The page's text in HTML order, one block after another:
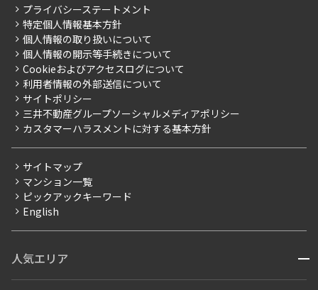
こだわりから探す
こだわり一覧
プレミアムマンション
新築
当社限定（港区・渋谷区）
当社限定（港区・渋谷区以外）
三井不動産企画
賃料改定
フリーレント
ペット可
ブランドマンション
ご入居・提携サービス
お部屋探しからご契約まで
よくあるご質問
社宅紹介
【仲介会社様向け】当社仲介事業部取り扱い物件入居申込
会社情報
事業案内
採用情報
ニュースリリース
お問い合わせ
プライバシーステートメント
特定個人情報基本方針
個人情報の取り扱いについて
個人情報の開示等手続きについて
Cookieおよびアクセスログについて
利用者情報の外部送信について
サイトポリシー
三井不動産グループソーシャルメディアポリシー
カスタマーハラスメントに対する基本方針
サイトマップ
マンション一覧
ピックアックキーワード
English
人気エリア 開閉